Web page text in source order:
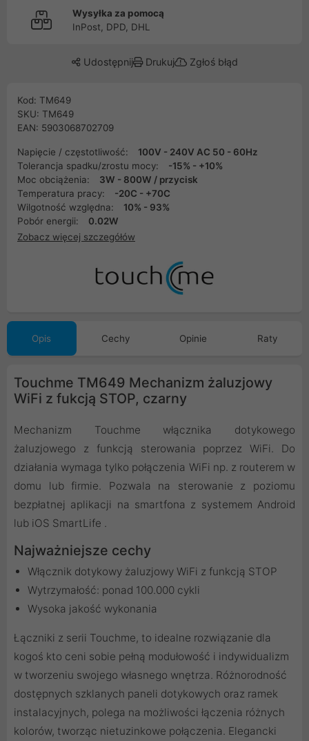
Wysyłka za pomocą
InPost, DPD, DHL
Udostępnij Drukuj Zgłoś błąd
Kod: TM649
SKU: TM649
EAN: 5903068702709
Napięcie / częstotliwość:
100V - 240V AC 50 - 60Hz
Tolerancja spadku/zrostu mocy:
-15% - +10%
Moc obciążenia:
3W - 800W / przycisk
Temperatura pracy:
-20C - +70C
Wilgotność względna:
10% - 93%
Pobór energii:
0.02W
Zobacz więcej szczegółów
Opis Cechy Opinie Raty
Touchme TM649 Mechanizm żaluzjowy
WiFi z fukcją STOP, czarny
Mechanizm Touchme włącznika dotykowego
żaluzjowego z funkcją sterowania poprzez WiFi. Do
działania wymaga tylko połączenia WiFi np. z routerem w
domu lub firmie. Pozwala na sterowanie z poziomu
bezpłatnej aplikacji na smartfona z systemem Android
lub iOS SmartLife .
Najważniejsze cechy
Włącznik dotykowy żaluzjowy WiFi z funkcją STOP
Wytrzymałość: ponad 100.000 cykli
Wysoka jakość wykonania
Łączniki z serii Touchme, to idealne rozwiązanie dla
kogoś kto ceni sobie pełną modułowość i indywidualizm
w tworzeniu swojego własnego wnętrza. Różnorodność
dostępnych szklanych paneli dotykowych oraz ramek
instalacyjnych, polega na możliwości łączenia różnych
kolorów, tworząc nietuzinkowe połączenia. Elegancki